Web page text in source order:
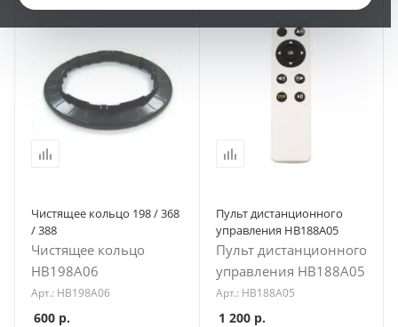
Чистящее кольцо 198 / 368
/ 388
Чистящее кольцо
HB198A06
Арт.: HB198A06
600 р.
Пульт дистанционного
управления HB188A05
Пульт дистанционного
управления HB188A05
Арт.: HB188A05
1 200р.